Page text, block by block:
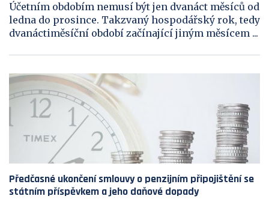
Účetním obdobím nemusí být jen dvanáct měsíců od
ledna do prosince. Takzvaný hospodářský rok, tedy
dvanáctiměsíční období začínající jiným měsícem ...
Předčasné ukončení smlouvy o penzijním připojištění se
státním příspěvkem a jeho daňové dopady